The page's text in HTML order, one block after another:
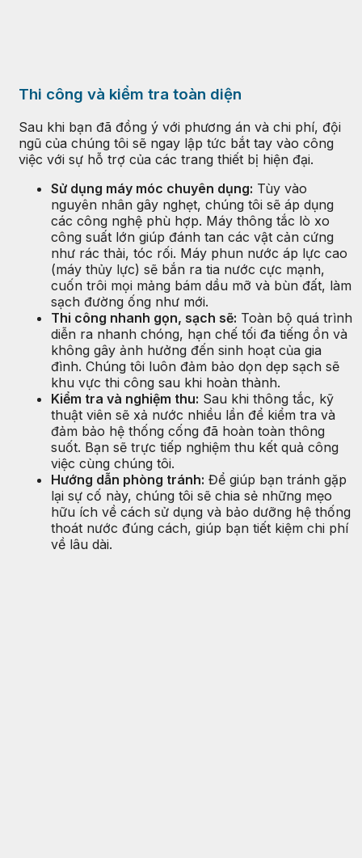
Thi công và kiểm tra toàn diện
Sau khi bạn đã đồng ý với phương án và chi phí, đội
ngũ của chúng tôi sẽ ngay lập tức bắt tay vào công
việc với sự hỗ trợ của các trang thiết bị hiện đại.
Sử dụng máy móc chuyên dụng: Tùy vào
nguyên nhân gây nghẹt, chúng tôi sẽ áp dụng
các công nghệ phù hợp. Máy thông tắc lò xo
công suất lớn giúp đánh tan các vật cản cứng
như rác thải, tóc rối. Máy phun nước áp lực cao
(máy thủy lực) sẽ bắn ra tia nước cực mạnh,
cuốn trôi mọi mảng bám dầu mỡ và bùn đất, làm
sạch đường ống như mới.
Thi công nhanh gọn, sạch sẽ: Toàn bộ quá trình
diễn ra nhanh chóng, hạn chế tối đa tiếng ồn và
không gây ảnh hưởng đến sinh hoạt của gia
đình. Chúng tôi luôn đảm bảo dọn dẹp sạch sẽ
khu vực thi công sau khi hoàn thành.
Kiểm tra và nghiệm thu: Sau khi thông tắc, kỹ
thuật viên sẽ xả nước nhiều lần để kiểm tra và
đảm bảo hệ thống cống đã hoàn toàn thông
suốt. Bạn sẽ trực tiếp nghiệm thu kết quả công
việc cùng chúng tôi.
Hướng dẫn phòng tránh: Để giúp bạn tránh gặp
lại sự cố này, chúng tôi sẽ chia sẻ những mẹo
hữu ích về cách sử dụng và bảo dưỡng hệ thống
thoát nước đúng cách, giúp bạn tiết kiệm chi phí
về lâu dài.